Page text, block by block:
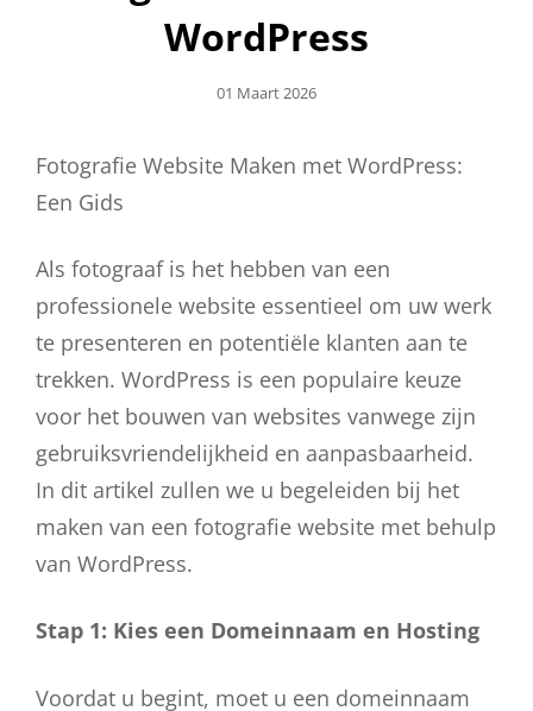
WordPress
Geplaatst
01 Maart 2026
Fotografie Website Maken met WordPress:
Een Gids
Als fotograaf is het hebben van een
professionele website essentieel om uw werk
te presenteren en potentiële klanten aan te
trekken. WordPress is een populaire keuze
voor het bouwen van websites vanwege zijn
gebruiksvriendelijkheid en aanpasbaarheid.
In dit artikel zullen we u begeleiden bij het
maken van een fotografie website met behulp
van WordPress.
Stap 1: Kies een Domeinnaam en Hosting
Voordat u begint, moet u een domeinnaam